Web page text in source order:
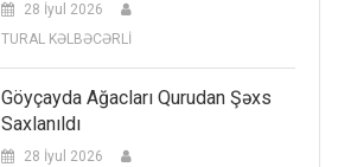
28 İyul 2026
TURAL KƏLBƏCƏRLİ
Göyçayda Ağacları Qurudan Şəxs
Saxlanıldı
28 İyul 2026